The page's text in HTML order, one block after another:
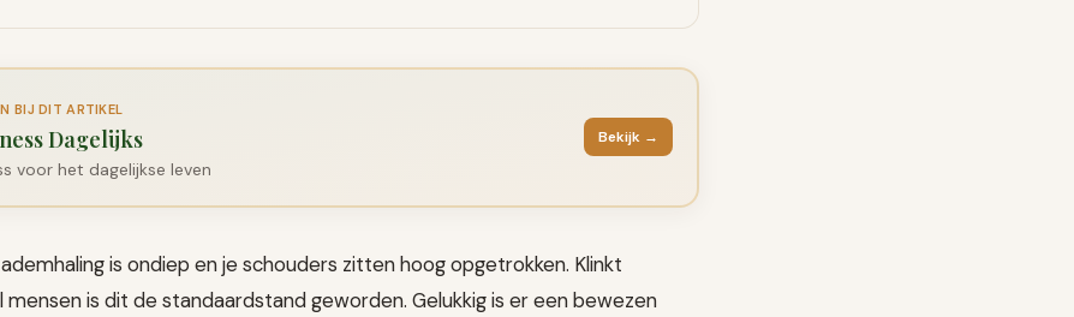
BIJ DIT ARTIKEL
Dagelijks
voor het dagelijkse leven
Bekijk →
is ondiep en je schouders zitten hoog opgetrokken. Klinkt
mensen is dit de standaardstand geworden. Gelukkig is er een bewezen